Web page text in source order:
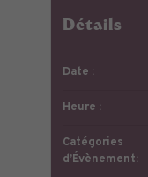
Détails
Date :
Heure :
Catégories
d’Évènement: